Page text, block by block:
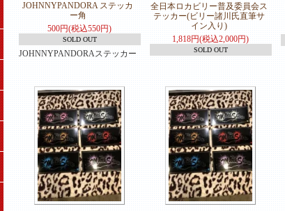
JOHNNYPANDORA ステッカ
ー角
500円(税込550円)
SOLD OUT
JOHNNYPANDORAステッカー
全日本ロカビリー普及委員会ス
テッカー(ビリー諸川氏直筆サ
イン入り)
1,818円(税込2,000円)
SOLD OUT